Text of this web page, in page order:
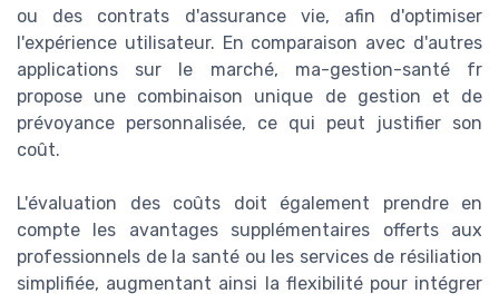
ou des contrats d'assurance vie, afin d'optimiser
l'expérience utilisateur. En comparaison avec d'autres
applications sur le marché, ma-gestion-santé fr
propose une combinaison unique de gestion et de
prévoyance personnalisée, ce qui peut justifier son
coût.
L'évaluation des coûts doit également prendre en
compte les avantages supplémentaires offerts aux
professionnels de la santé ou les services de résiliation
simplifiée, augmentant ainsi la flexibilité pour intégrer